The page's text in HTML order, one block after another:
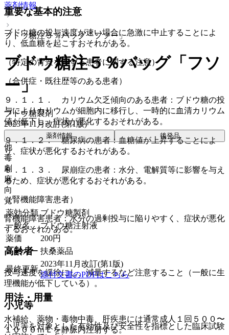
重要な基本的注意
ブドウ糖の投与速度が速い場合に急激に中止することによ
り、低血糖を起こすおそれがある。
（特定の背景を有する患者に関する注意）
（合併症・既往歴等のある患者）
９．１．１． カリウム欠乏傾向のある患者：ブドウ糖の投
与によりカリウムが細胞内に移行し、一時的に血清カリウム
値が低下し、症状が悪化するおそれがある。
９．１．２． 糖尿病の患者：血糖値が上昇することによ
り、症状が悪化するおそれがある。
９．１．３． 尿崩症の患者：水分、電解質等に影響を与え
るため、症状が悪化するおそれがある。
（腎機能障害患者）
腎機能障害患者：水分の過剰投与に陥りやすく、症状が悪化
するおそれがある。
高齢者
投与速度を緩徐にし、減量するなど注意すること（一般に生
理機能が低下している）。
小児等
小児等を対象とした有効性及び安全性を指標とした臨床試験
薬剤情報
ブドウ糖注５％バッグ「フソー」
ブドウ糖注５％バッグ「フソ
ー」
ブドウ糖製剤
2023年11月改訂(第1版)
薬剤情報 後発品
他
毒
劇
麻
向
覚
薬効分類 ブドウ糖製剤
一般名
ブドウ糖注射液
薬価
200円
メーカー 扶桑薬品
最終更新
2023年11月改訂(第1版)
添付文書のPDFはこちら
用法・用量
水補給、薬物・毒物中毒、肝疾患には通常成人１回５００〜
１０００ｍＬを静脈内注射する。